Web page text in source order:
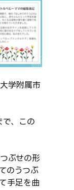
学附属市
、この
ぶせの形
のうつぶ
手足を曲